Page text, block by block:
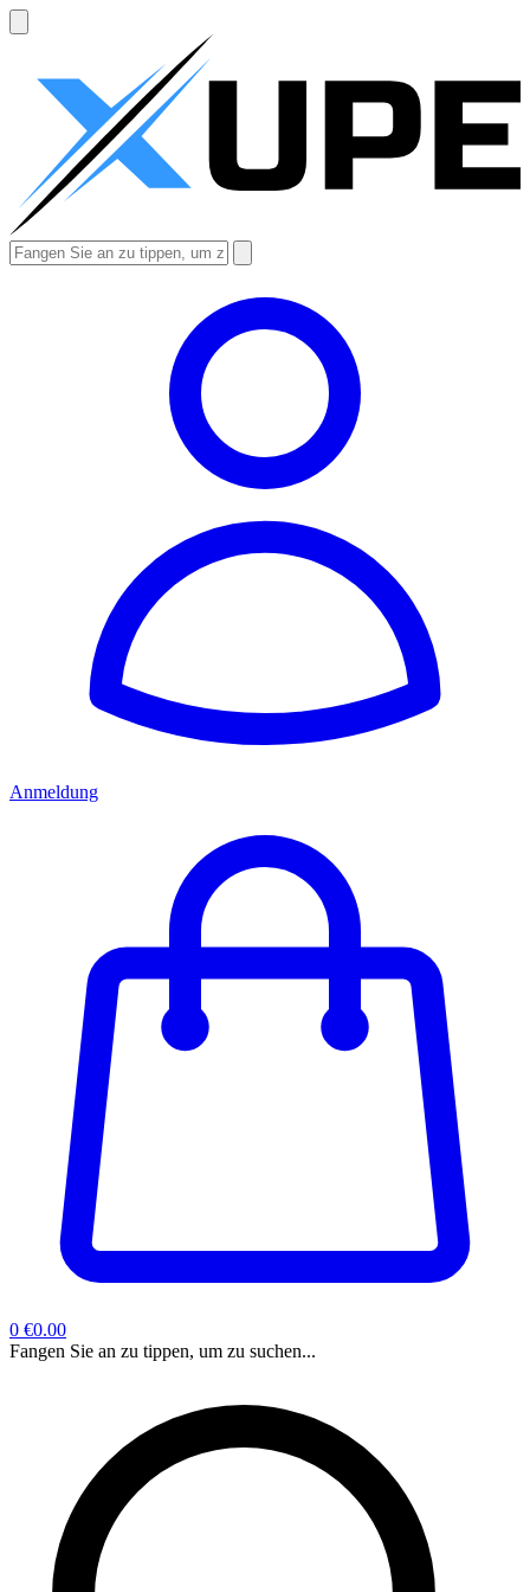
Anmeldung
0 €0.00
Fangen Sie an zu tippen, um zu suchen...